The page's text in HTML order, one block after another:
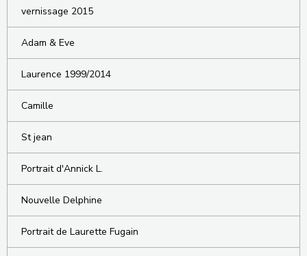
vernissage 2015
Adam & Eve
Laurence 1999/2014
Camille
St jean
Portrait d'Annick L.
Nouvelle Delphine
Portrait de Laurette Fugain